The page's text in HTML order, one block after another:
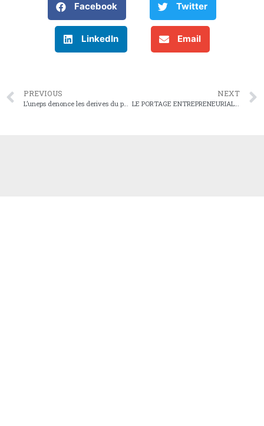
Facebook Twitter
LinkedIn Email
PREVIOUS NEXT
LE PORTAGE ENTREPRENEURIAL AU SERVICE DE L’IMMOBILIER : VIVE RÉACTION DU PRÉSIDENT DU PEPS